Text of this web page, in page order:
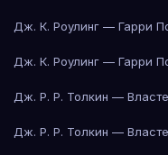
Дж. К. Роулинг — Гарри
Дж. К. Роулинг — Гарри
Дж. Р. Р. Толкин —
Дж. Р. Р. Толкин —